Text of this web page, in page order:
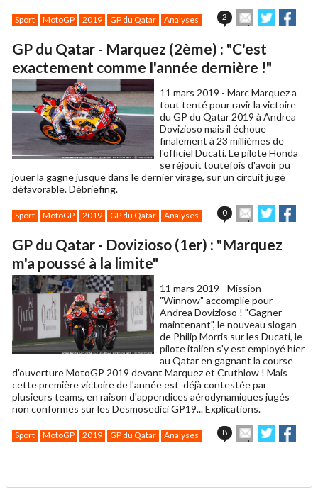
Sport MotoGP 2019 GP du Qatar Analyses 2
Envoyer
cet
à
un
ami
Partager
sur sur
GP du Qatar - Marquez (2ème) : "C'est
exactement comme l'année dernière !"
11 mars 2019 - Marc Marquez a
tout tenté pour ravir la victoire
du GP du Qatar 2019 à Andrea
Dovizioso mais il échoue
finalement à 23 millièmes de
l'officiel Ducati. Le pilote Honda
se réjouit toutefois d'avoir pu
jouer la gagne jusque dans le dernier virage, sur un circuit jugé
défavorable. Débriefing.
Sport MotoGP 2019 GP du Qatar Analyses 0
Envoyer
cet
à
Partager
sur sur
GP du Qatar - Dovizioso (1er) : "Marquez
m'a poussé à la limite"
11 mars 2019 - Mission
"Winnow" accomplie pour
Andrea Dovizioso ! "Gagner
maintenant", le nouveau slogan
de Philip Morris sur les Ducati, le
pilote italien s'y est employé hier
au Qatar en gagnant la course
d'ouverture MotoGP 2019 devant Marquez et Cruthlow ! Mais
cette première victoire de l'année est déjà contestée par
plusieurs teams, en raison d'appendices aérodynamiques jugés
non conformes sur les Desmosedici GP19... Explications.
Sport MotoGP 2019 GP du Qatar Analyses 8
Envoyer
cet
Partager
sur sur